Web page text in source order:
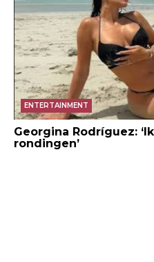
ENTERTAINMENT
Georgina Rodríguez:
rondingen’